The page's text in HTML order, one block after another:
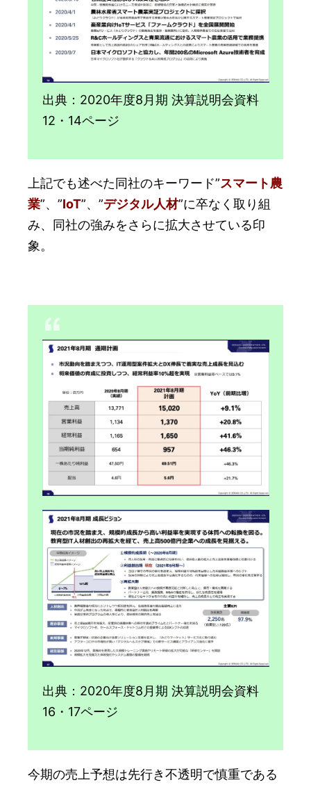
出典：2020年度8月期 決算説明会資料
12・14ページ
上記でも述べた同社のキーワード”スマート農
業”、”IoT”、”デジタル人材”に卒なく取り組
み、同社の強みをさらに拡大させている印
象。
出典：2020年度8月期 決算説明会資料
16・17ページ
今期の売上予想は先行き不透明で慎重である